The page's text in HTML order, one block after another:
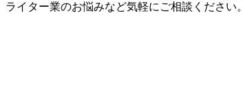
ライター業のお悩みなど気軽にご相談ください。